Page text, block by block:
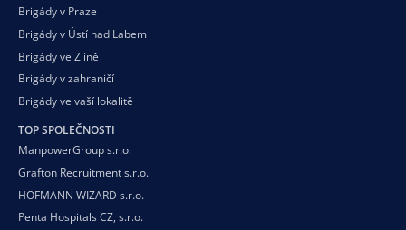
Brigády v Praze
Brigády v Ústí nad Labem
Brigády ve Zlíně
Brigády v zahraničí
Brigády ve vaší lokalitě
TOP SPOLEČNOSTI
ManpowerGroup s.r.o.
Grafton Recruitment s.r.o.
HOFMANN WIZARD s.r.o.
Penta Hospitals CZ, s.r.o.